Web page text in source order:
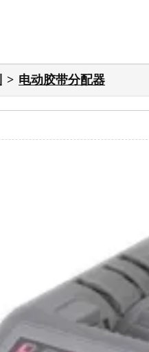
电动胶带分配器